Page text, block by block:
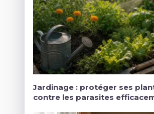
Jardinage : protéger ses
contre les parasites